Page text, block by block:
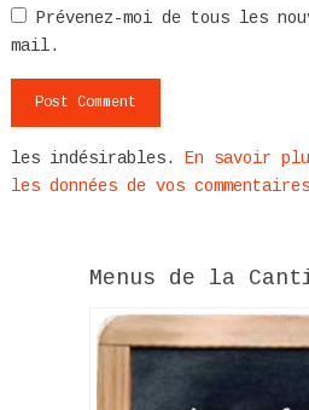
Prévenez-moi de tous les
mail.
les indésirables. En savoir
les données de vos
Menus de la